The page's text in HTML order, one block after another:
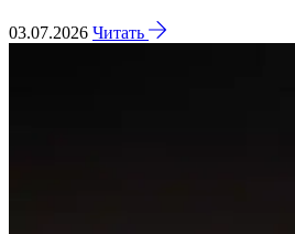
03.07.2026 Читать